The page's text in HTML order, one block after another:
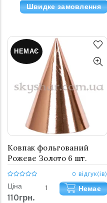
Швидке замовлення
НЕМАЄ
Ковпак фольгований
Рожеве Золото 6 шт.
0 відгук(ів)
Ціна
110грн.
Немає